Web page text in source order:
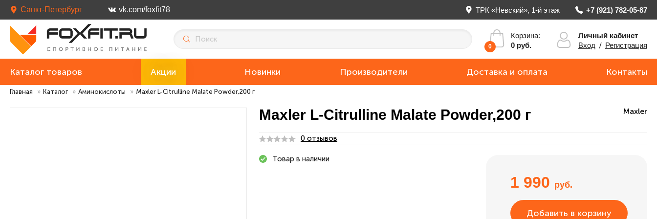
Санкт-Петербург vk.com/foxfit78 ТРК «Невский», 1-й этаж +7 (921) 782-05-87
0
Корзина:
0 руб.
Личный кабинет
Вход / Регистрация
Каталог товаров Акции Новинки Производители Доставка и оплата Контакты
Главная » Каталог » Аминокислоты » Maxler L-Citrulline Malate Powder,200 г
Maxler L-Citrulline Malate Powder,200 г Maxler
0 отзывов
Товар в наличии
1 990 руб.
Добавить в корзину